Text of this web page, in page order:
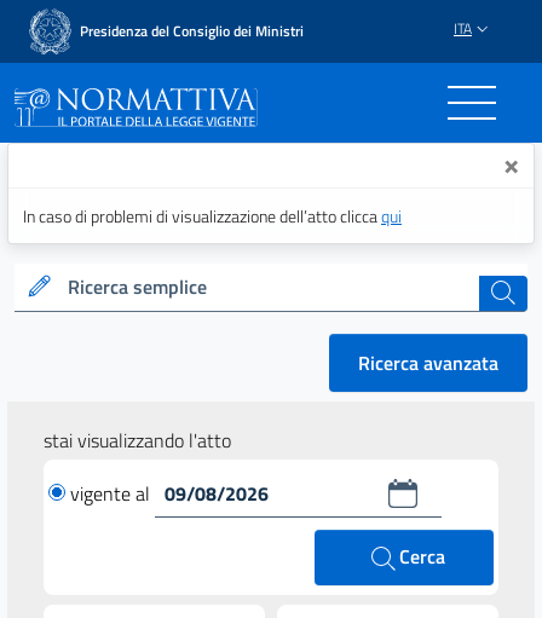
Presidenza del Consiglio dei Ministri ITA
Normattiva - Il portale ×
In caso di problemi di visualizzazione dell’atto cliccaqui
Ricerca semplice cerca
Ricerca avanzata
stai visualizzando l'atto
vigente al
Cerca